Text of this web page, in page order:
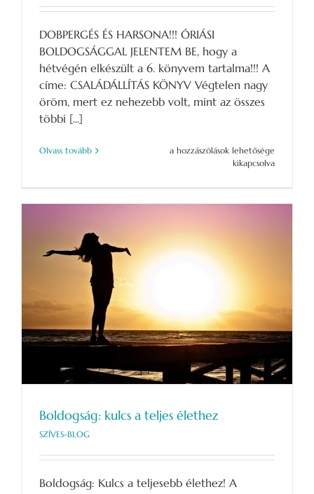
DOBPERGÉS ÉS HARSONA!!! ÓRIÁSI
BOLDOGSÁGGAL JELENTEM BE, hogy a
hétvégén elkészült a 6. könyvem tartalma!!! A
címe: CSALÁDÁLLÍTÁS KÖNYV Végtelen nagy
öröm, mert ez nehezebb volt, mint az összes
többi [...]
Olvass tovább
Elkészült
a hozzászólások lehetősége
kikapcsolva
Boldogság: kulcs a teljes élethez
SZÍVES-BLOG
Boldogság: Kulcs a teljesebb élethez! A